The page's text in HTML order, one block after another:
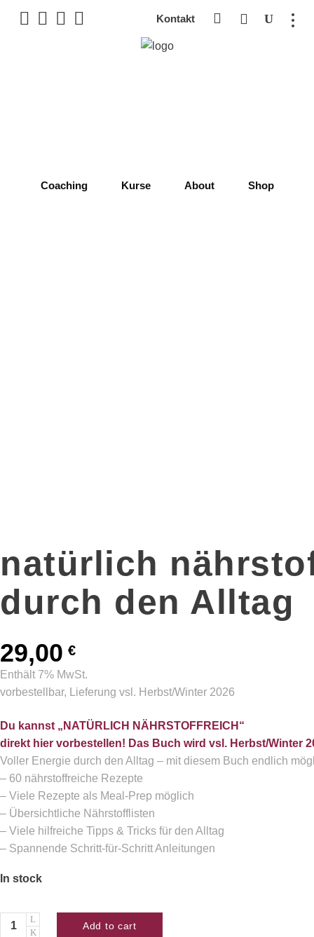
Kontakt
Coaching Kurse About Shop
natürlich
durch den Alltag
29,00€
Enthält 7% MwSt.
vorbestellbar, Lieferung vsl. Herbst/Winter 2026
Du kannst „NATÜRLICH NÄHRSTOFFREICH“
direkt hier vorbestellen! Das Buch wird vsl. Herbst/Winter
Voller Energie durch den Alltag – mit diesem Buch endlich
– 60 nährstoffreiche Rezepte
– Viele Rezepte als Meal-Prep möglich
– Übersichtliche Nährstofflisten
– Viele hilfreiche Tipps & Tricks für den Alltag
– Spannende Schritt-für-Schritt Anleitungen
In stock
Quantity Add to cart